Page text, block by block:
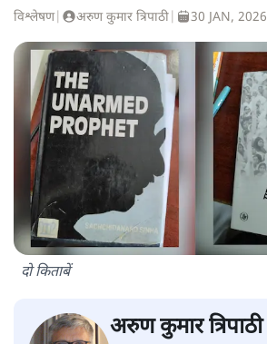
विश्लेषण| अरुण कुमार त्रिपाठी 30 JAN, 2026
दो किताबें
अरुण कुमार त्रिपाठी